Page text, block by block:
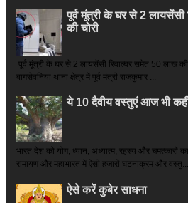
पूर्व मूंत्री के घर से 2
की चोरी
पूर्व मूंत्री के घर से 2 लायसेंसी रिवाल्वर समेत 50 लाख की
बागसेवनिया थाना क्षेत्र में पूर्व मंत्री राजकुमार ...
ये 10 दैवीय वस्तुएं आज भी
भारत देश को योग, ध्यान, अध्यात्म, रहस्य और चमत्कारों
रामायण और महाभारत में ऐसी हजारों घटनाक्रम और वस्तु...
ऐसे करें कुबेर साधना